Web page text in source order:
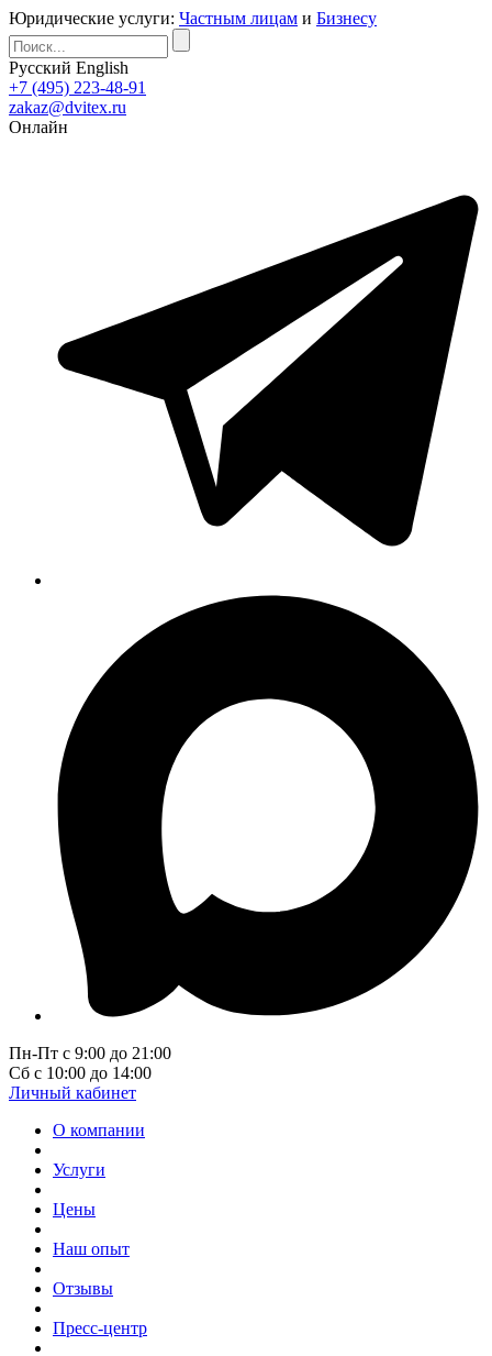
Юридические услуги: Частным лицам и Бизнесу
Русский English
+7 (495) 223-48-91
zakaz@dvitex.ru
Онлайн
Пн-Пт с 9:00 до 21:00
Сб с 10:00 до 14:00
Личный кабинет
О компании
Услуги
Цены
Наш опыт
Отзывы
Пресс-центр